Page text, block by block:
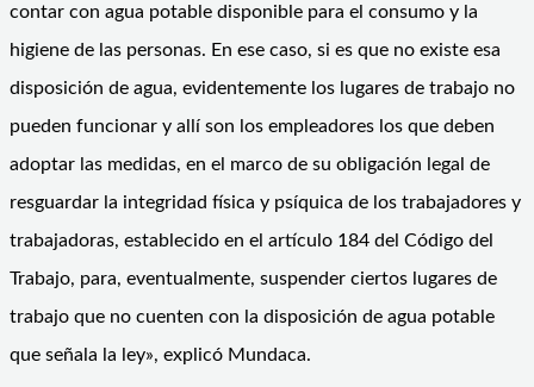
contar con agua potable disponible para el consumo y la
higiene de las personas. En ese caso, si es que no existe esa
disposición de agua, evidentemente los lugares de trabajo no
pueden funcionar y allí son los empleadores los que deben
adoptar las medidas, en el marco de su obligación legal de
resguardar la integridad física y psíquica de los trabajadores y
trabajadoras, establecido en el artículo 184 del Código del
Trabajo, para, eventualmente, suspender ciertos lugares de
trabajo que no cuenten con la disposición de agua potable
que señala la ley», explicó Mundaca.